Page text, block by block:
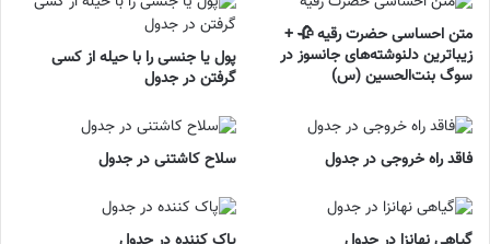
متن احساسی حضرت رقیه 🥀 +
زیباترین دلنوشته‌های جانسوز در
سوگ بنت‌الحسین (س)
پول یا جنسی را با حیله از کسی
گرفتن در جدول
فاقد راه خروجی در جدول سلاح کاشتنی در جدول